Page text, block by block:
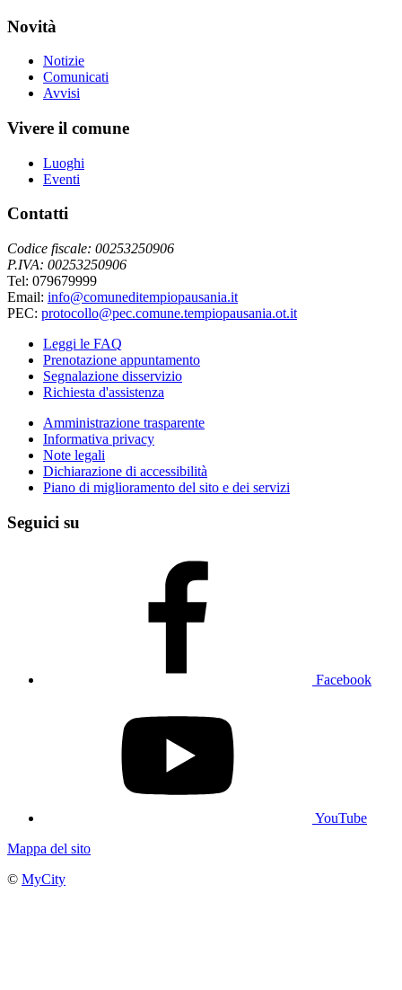
Novità
Notizie
Comunicati
Avvisi
Vivere il comune
Luoghi
Eventi
Contatti
Codice fiscale: 00253250906
P.IVA: 00253250906
Tel: 079679999
Email: info@comuneditempiopausania.it
PEC: protocollo@pec.comune.tempiopausania.ot.it
Leggi le FAQ
Prenotazione appuntamento
Segnalazione disservizio
Richiesta d'assistenza
Amministrazione trasparente
Informativa privacy
Note legali
Dichiarazione di accessibilità
Piano di miglioramento del sito e dei servizi
Seguici su
Facebook
YouTube
Mappa del sito
© MyCity